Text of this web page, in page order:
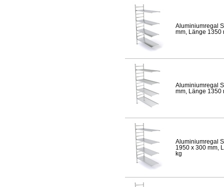
Aluminiumregal
mm, Länge 1350
Aluminiumregal
mm, Länge 1350
Aluminiumregal
1950 x 300 mm,
kg